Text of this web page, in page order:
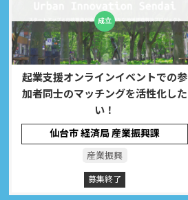
起業支援オンラインイベントでの参
加者同士のマッチングを活性化した
い！
仙台市 経済局 産業振興課
産業振興
募集終了